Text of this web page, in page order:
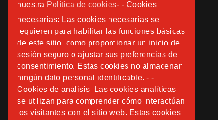
nuestra Política de cookies- - Cookies
necesarias: Las cookies necesarias se
requieren para habilitar las funciones básicas
de este sitio, como proporcionar un inicio de
sesión seguro o ajustar sus preferencias de
consentimiento. Estas cookies no almacenan
ningún dato personal identificable. - -
Cookies de análisis: Las cookies analíticas
se utilizan para comprender cómo interactúan
los visitantes con el sitio web. Estas cookies